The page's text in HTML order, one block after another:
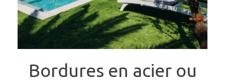
Bordures en acier ou